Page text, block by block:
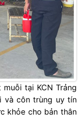
tại KCN Trảng
và côn trùng uy tín
khỏe cho bản thân